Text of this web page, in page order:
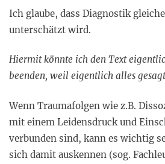
Ich glaube, dass Diagnostik
unterschätzt wird.
Hiermit könnte ich den Text
beenden, weil eigentlich alles
Wenn Traumafolgen wie z.B.
mit einem Leidensdruck und
verbunden sind, kann es wichtig
sich damit auskennen (sog.